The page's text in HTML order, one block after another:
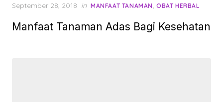
Posted
September 28, 2018 in MANFAAT TANAMAN, OBAT HERBAL
Manfaat Tanaman Adas Bagi Kesehatan